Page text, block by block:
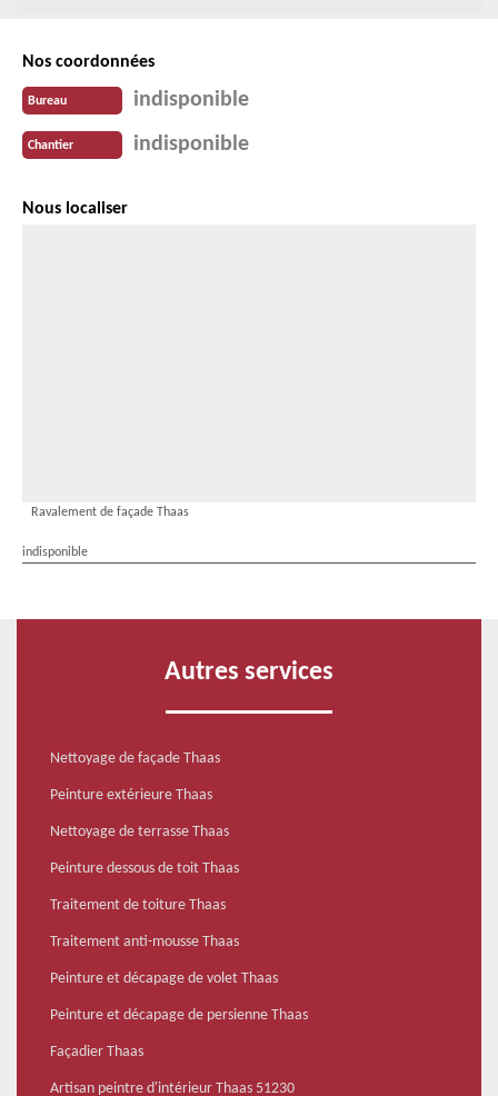
Nos coordonnées
Bureau indisponible
Chantier indisponible
Nous localiser
Ravalement de façade Thaas
indisponible
Autres services
Nettoyage de façade Thaas
Peinture extérieure Thaas
Nettoyage de terrasse Thaas
Peinture dessous de toit Thaas
Traitement de toiture Thaas
Traitement anti-mousse Thaas
Peinture et décapage de volet Thaas
Peinture et décapage de persienne Thaas
Façadier Thaas
Artisan peintre d'intérieur Thaas 51230